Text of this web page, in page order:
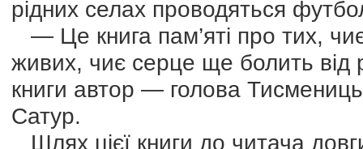
рідних селах проводяться
— Це книга пам’яті про тих,
живих, чиє серце ще болить від
книги автор — голова
Сатур.
Шлях цієї книги до читача